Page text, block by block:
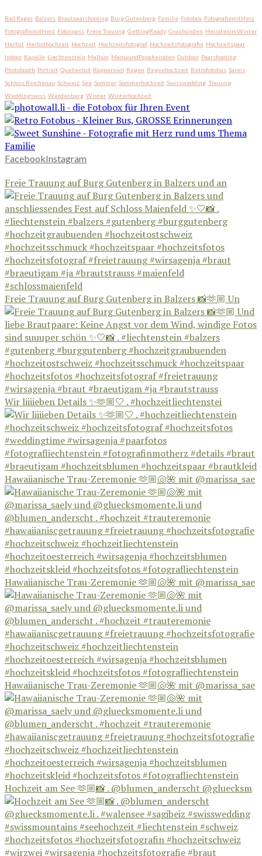
Bad Ragaz Balzers Brautpaarshooting Burg Gutenberg Familie Fotobox FotografiemitHerz
FotografinmitHerz Fotospass Freie Trauung GettingReady Graubünden HeiratenimWinter
Herbst Herbsthochzeit Hochzeit Hochzeitsfotograf Hochzeitsfotografin Hochzeitspaar
Indoor Kapelle Liechtenstein Malbun MamaundPapaheiraten Outdoor Paarshooting
Photobooth Portrait Quellenhof Rapperswil Regen Regenhochzeit Retrofotobus Sareis
Schloss Reichenau Schweiz See Sommer Sommerhochzeit Swisswedding Trauung
Weddingswiss Werdenberg Winter Winterhochzeit
FacebookInstagram
Freie Trauung auf Burg Gutenberg in Balzers und an
Freie Trauung auf Burg Gutenberg in Balzers 📸🫶🏼 Un
Wir liiiieben Details ✨🫶🏼🤍 . #hochzeitliechtenstei
Hawaiianische Trau-Zeremonie 🫶🏼🐚🌺 mit @marissa_sae
Hawaiianische Trau-Zeremonie 🫶🏼🐚🌺 mit @marissa_sae
Hawaiianische Trau-Zeremonie 🫶🏼🐚🌺 mit @marissa_sae
Hochzeit am See 🫶🏼📸 . @blumen_anderscht @gluecksm